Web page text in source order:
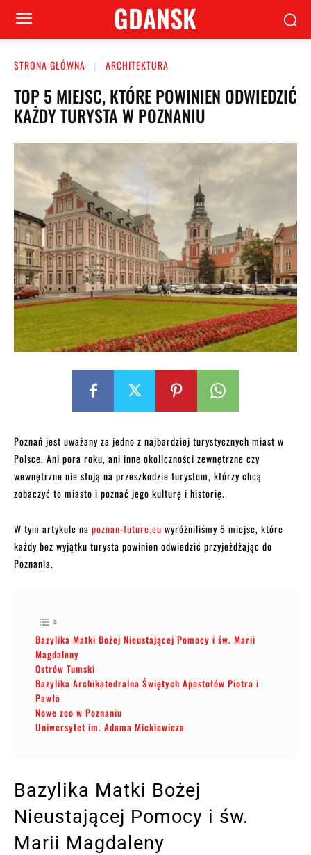
GDANSK
STRONA GŁÓWNA ARCHITEKTURA
TOP 5 MIEJSC, KTÓRE POWINIEN ODWIEDZIĆ
KAŻDY TURYSTA W POZNANIU
Poznań jest uważany za jedno z najbardziej turystycznych miast w
Polsce. Ani pora roku, ani inne okoliczności zewnętrzne czy
wewnętrzne nie stoją na przeszkodzie turystom, którzy chcą
zobaczyć to miasto i poznać jego kulturę i historię.
W tym artykule na poznan-future.eu wyróżniliśmy 5 miejsc, które
każdy bez wyjątku turysta powinien odwiedzić przyjeżdżając do
Poznania.
Bazylika Matki Bożej Nieustającej Pomocy i św. Marii
Magdaleny
Ostrów Tumski
Bazylika Archikatedralna Świętych Apostołów Piotra i
Pawła
Nowe zoo w Poznaniu
Uniwersytet im. Adama Mickiewicza
Bazylika Matki Bożej
Nieustającej Pomocy i św.
Marii Magdaleny